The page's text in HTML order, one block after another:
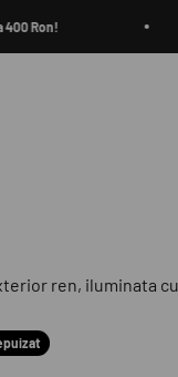
Ron!
ren, iluminata